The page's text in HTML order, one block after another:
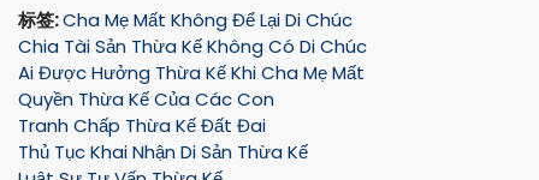
标签:Cha Mẹ Mất Không Để Lại Di Chúc
Chia Tài Sản Thừa Kế Không Có Di Chúc
Ai Được Hưởng Thừa Kế Khi Cha Mẹ Mất
Quyền Thừa Kế Của Các Con
Tranh Chấp Thừa Kế Đất Đai
Thủ Tục Khai Nhận Di Sản Thừa Kế